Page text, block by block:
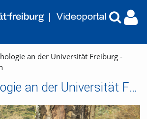
an der Universität Freiburg -
Baumpathologie an der Universität Freiburg - Kathrin Blumenstein